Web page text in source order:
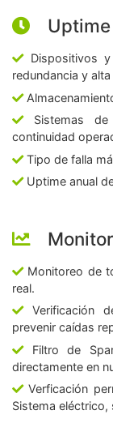
Uptime
Dispositivos y
redundancia y
Sistemas de
continuidad
Tipo de falla
Uptime anual
Monitoreo de
real.
Verificación
prevenir caídas
Filtro de
directamente en
Verficación
Sistema eléctrico,